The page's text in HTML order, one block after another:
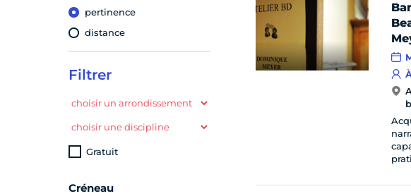
une
pertinence
distance
Filtrer
choisir un arrondissement
choisir une discipline
Gratuit
Créneau